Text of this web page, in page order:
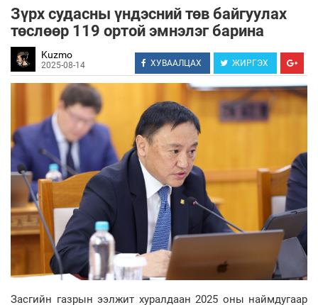
Зүрх судасны үндэсний төв байгуулах
төслөөр 119 ортой эмнэлэг барина
Kuzmo
2025-08-14 ХУВААЛЦАХ ЖИРГЭХ
Засгийн газрын ээлжит хуралдаан 2025 оны наймдугаар